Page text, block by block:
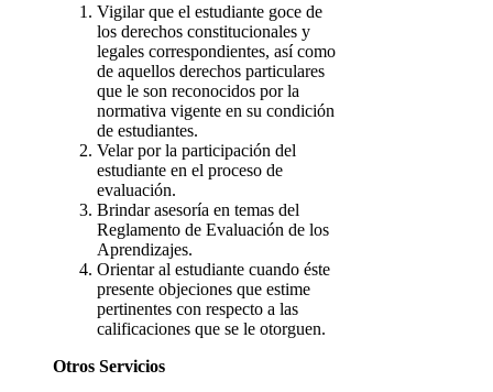
Vigilar que el estudiante goce de
los derechos constitucionales y
legales correspondientes, así como
de aquellos derechos particulares
que le son reconocidos por la
normativa vigente en su condición
de estudiantes.
Velar por la participación del
estudiante en el proceso de
evaluación.
Brindar asesoría en temas del
Reglamento de Evaluación de los
Aprendizajes.
Orientar al estudiante cuando éste
presente objeciones que estime
pertinentes con respecto a las
calificaciones que se le otorguen.
Otros Servicios